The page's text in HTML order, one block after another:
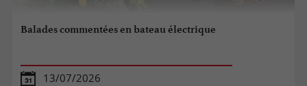
Balades commentées en bateau électrique
13/07/2026